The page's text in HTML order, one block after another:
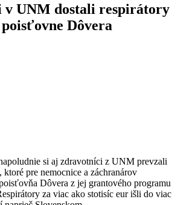
UNM dostali respirátory
Dôvera
si aj zdravotníci z UNM prevzali
ktoré pre nemocnice a záchranárov
Dôvera z jej grantového programu
za viac ako stotisíc eur išli do viac